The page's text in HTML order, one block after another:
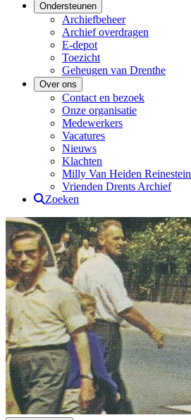
Ondersteunen
Archiefbeheer
Archief overdragen
E-depot
Toezicht
Geheugen van Drenthe
Over ons
Contact en bezoek
Onze organisatie
Medewerkers
Vacatures
Nieuws
Klachten
Milly Van Heiden Reinestein
Vrienden Drents Archief
Zoeken
Drents Archief